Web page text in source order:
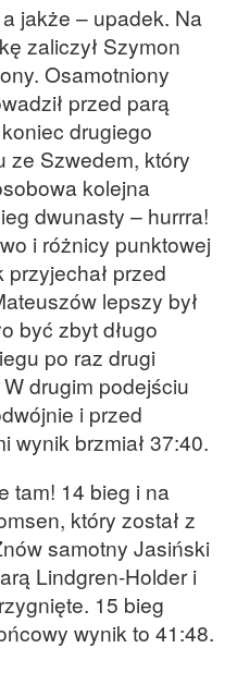
jakże – upadek. Na
zaliczył Szymon
Osamotniony
przed parą
drugiego
ze Szwedem, który
kolejna
dwunasty – hurrra!
i różnicy punktowej
przyjechał przed
lepszy był
być zbyt długo
po raz drugi
drugim podejściu
i przed
wynik brzmiał 37:40.
tam! 14 bieg i na
który został z
samotny Jasiński
Lindgren-Holder i
15 bieg
wynik to 41:48.